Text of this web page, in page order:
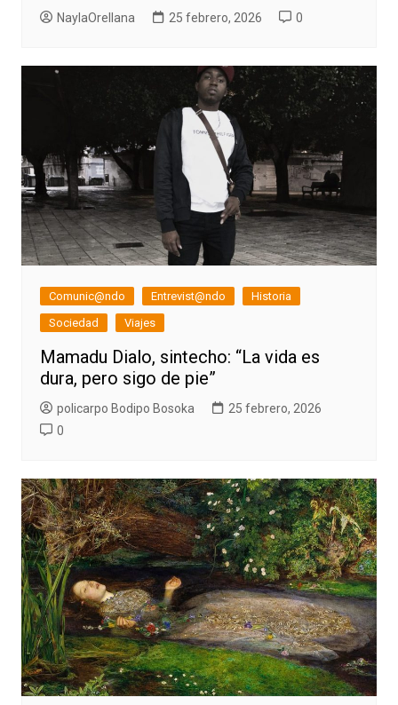
NaylaOrellana 25 febrero, 2026 0
Comunic@ndo Entrevist@ndo
Historia
Sociedad
Viajes
Mamadu Dialo, sintecho: “La vida es
dura, pero sigo de pie”
policarpo Bodipo Bosoka
25 febrero, 2026
0